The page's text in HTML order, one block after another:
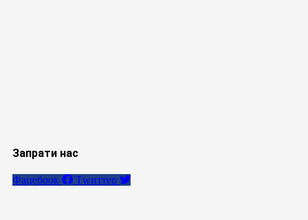
Запрати нас
Фацебоок Тwиттер